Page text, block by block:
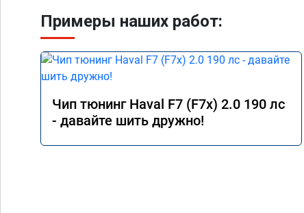
Примеры наших работ:
Чип тюнинг Haval F7 (F7x) 2.0 190 лс
- давайте шить дружно!